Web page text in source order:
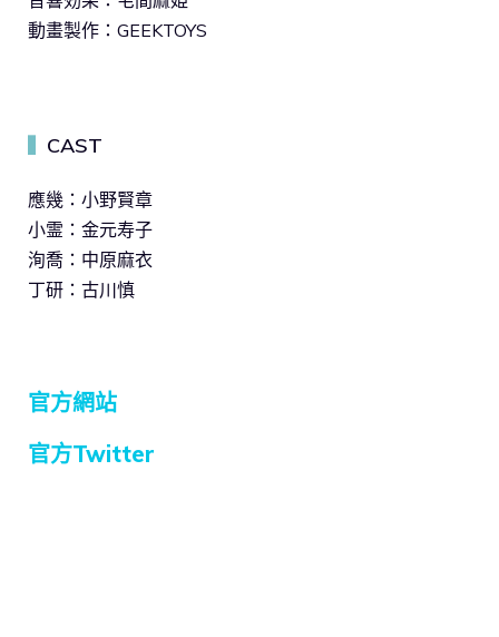
動畫製作：GEEKTOYS
CAST
應幾：小野賢章
小霊：金元寿子
洵喬：中原麻衣
丁研：古川慎
官方網站
官方Twitter